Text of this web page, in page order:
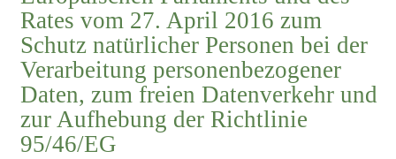
Rates vom 27. April 2016 zum
Schutz natürlicher Personen bei der
Verarbeitung personenbezogener
Daten, zum freien Datenverkehr und
zur Aufhebung der Richtlinie
95/46/EG